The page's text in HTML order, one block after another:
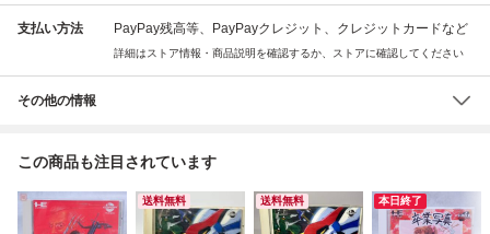
支払い方法 PayPay残高等、PayPayクレジット、クレジットカードなど
詳細はストア情報・商品説明を確認するか、ストアに確認してください
その他の情報
この商品も注目されています
送料無料 送料無料 本日終了